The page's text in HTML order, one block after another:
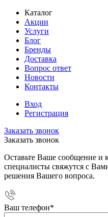
Каталог
Акции
Услуги
Блог
Бренды
Доставка
Вопрос ответ
Новости
Контакты
Вход
Регистрация
Заказать звонок
Заказать звонок
Оставьте Ваше сообщение и
специалисты свяжутся с
решения Вашего вопроса.
Ваш телефон*